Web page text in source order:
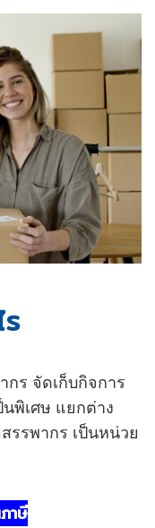
ร จัดเก็บกิจการ
พิเศษ แยกต่าง
รรพากร เป็นหน่วย
าษี